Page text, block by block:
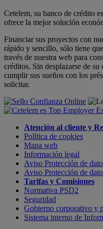
Cetelem, su banco de crédito
ofrece la mejor solución
Financiar sus proyectos con
rápido y sencillo, sólo tiene
través de nuestra web para
créditos. Sin desplazarse de
cumplir sus sueños con los
solicitar.
Atención al cliente y
Política de cookies
Mapa web
Información legal
Aviso Protección de
Aviso Protección de
Tarifas y Comisiones
Normativa PSD2
Seguridad
Gobierno corporativo y
Sistema interno de